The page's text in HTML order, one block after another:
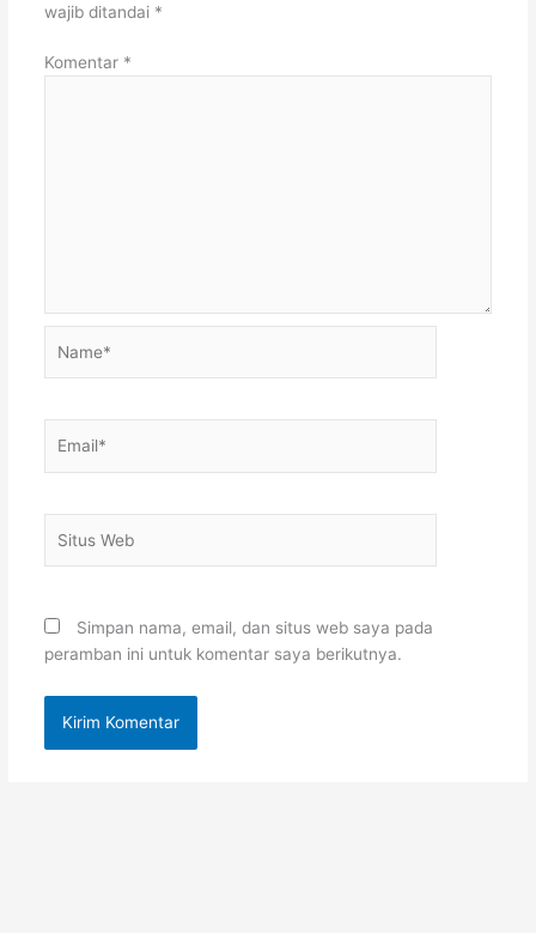
wajib ditandai *
Komentar *
Web
Simpan nama, email, dan situs web saya pada
peramban ini untuk komentar saya berikutnya.